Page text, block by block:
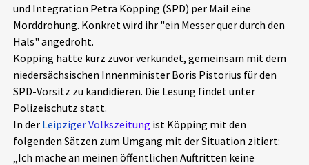
Phänomene
Aktuelles
Alle Beiträge
Veranstaltungen
Pressemitteilungen
Über uns
Projektbeschreibung
und Integration Petra Köpping (SPD) per Mail eine
Morddrohung. Konkret wird ihr "ein Messer quer durch den
Hals" angedroht.
Köpping hatte kurz zuvor verkündet, gemeinsam mit dem
niedersächsischen Innenminister Boris Pistorius für den
SPD-Vorsitz zu kandidieren. Die Lesung findet unter
Polizeischutz statt.
In der Leipziger Volkszeitung ist Köpping mit den
folgenden Sätzen zum Umgang mit der Situation zitiert:
„Ich mache an meinen öffentlichen Auftritten keine